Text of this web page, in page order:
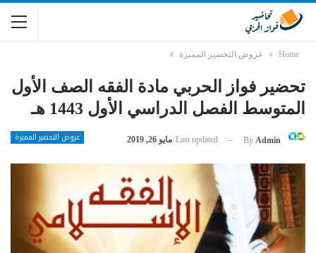
Home عروض التحضير المميزة
تحضير فواز الحربي مادة الفقه الصف الأول
المتوسط الفصل الدراسي الأول 1443 هـ
عروض التحضير المميزة By Admin
Last updated مايو 26, 2019